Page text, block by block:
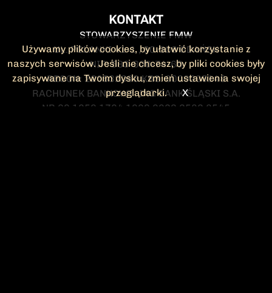
KONTAKT
STOWARZYSZENIE FMW
UL. POLANKI 41-1 , 80-308 GDAŃSK
NIP: 583-300-74-60
REGON: 220532063 KRS: 0000295148
RACHUNEK BANKOWY: ING BANK ŚLĄSKI S.A.
NR 90 1050 1764 1000 0023 2582 8545
Używamy plików cookies, by ułatwić korzystanie z
naszych serwisów. Jeśli nie chcesz, by pliki cookies były
zapisywane na Twoim dysku, zmień ustawienia swojej
przeglądarki.
X